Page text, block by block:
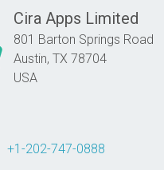
Cira Apps Limited
801 Barton Springs Road
Austin, TX 78704
USA
+1-202-747-0888